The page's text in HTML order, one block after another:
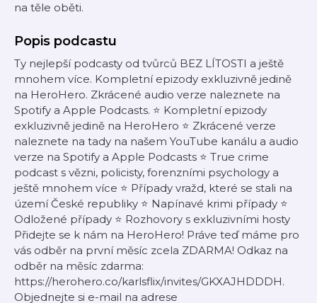
na těle oběti.
Popis podcastu
Ty nejlepší podcasty od tvůrců BEZ LÍTOSTI a ještě
mnohem více. Kompletní epizody exkluzivně jedině
na HeroHero. Zkrácené audio verze naleznete na
Spotify a Apple Podcasts. ⭐️ Kompletní epizody
exkluzivně jedině na HeroHero ⭐️ Zkrácené verze
naleznete na tady na našem YouTube kanálu a audio
verze na Spotify a Apple Podcasts ⭐️ True crime
podcast s vězni, policisty, forenzními psychology a
ještě mnohem více ⭐️ Případy vražd, které se stali na
území České republiky ⭐️ Napínavé krimi případy ⭐️
Odložené případy ⭐️ Rozhovory s exkluzivními hosty
Přidejte se k nám na HeroHero! Práve teď máme pro
vás odběr na první měsíc zcela ZDARMA! Odkaz na
odběr na měsíc zdarma:
https://herohero.co/karlsflix/invites/GKXAJHDDDH.
Objednejte si e-mail na adrese